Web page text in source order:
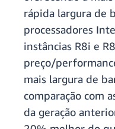
rápida largura de
processadores
instâncias R8i e
preço/
mais largura de
comparação com
da geração